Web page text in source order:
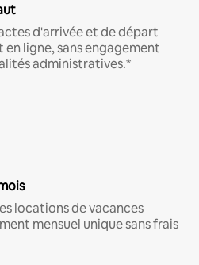
d'arrivée et de départ
ligne, sans engagement
administratives.*
locations de vacances
mensuel unique sans frais